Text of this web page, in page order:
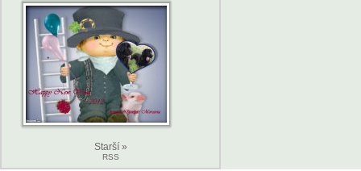
Starší »
RSS